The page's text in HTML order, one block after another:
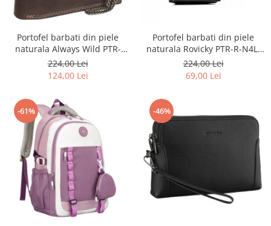
Portofel barbati din piele
naturala Always Wild PTR-
2900-BIC
224,00 Lei
124,00 Lei
Portofel barbati din piele
naturala Rovicky PTR-R-N4L-
GAT-8922 B+B
224,00 Lei
69,00 Lei
-61% -46%